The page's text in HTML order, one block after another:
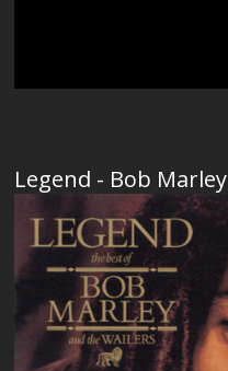
Legend - Bob Marley